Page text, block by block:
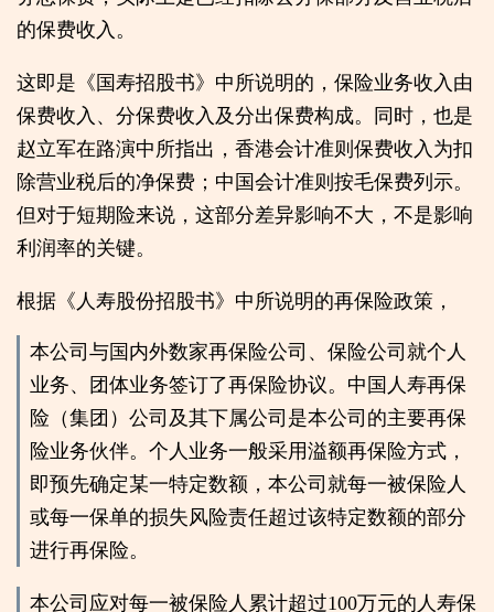
的保费收入。
这即是《国寿招股书》中所说明的，保险业务收入由
保费收入、分保费收入及分出保费构成。同时，也是
赵立军在路演中所指出，香港会计准则保费收入为扣
除营业税后的净保费；中国会计准则按毛保费列示。
但对于短期险来说，这部分差异影响不大，不是影响
利润率的关键。
根据《人寿股份招股书》中所说明的再保险政策，
本公司与国内外数家再保险公司、保险公司就个人
业务、团体业务签订了再保险协议。中国人寿再保
险（集团）公司及其下属公司是本公司的主要再保
险业务伙伴。个人业务一般采用溢额再保险方式，
即预先确定某一特定数额，本公司就每一被保险人
或每一保单的损失风险责任超过该特定数额的部分
进行再保险。
本公司应对每一被保险人累计超过100万元的人寿保